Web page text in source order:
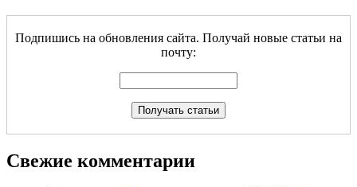
Подпишись на обновления сайта. Получай новые статьи на
почту:
Свежие комментарии